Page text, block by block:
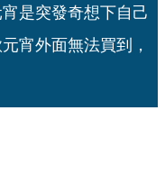
是突發奇想下自己
宵外面無法買到，